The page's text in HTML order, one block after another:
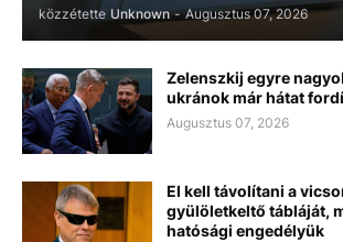
közzétette Unknown - Augusztus 07, 2026
Zelenszkij egyre
ukránok már hátat
Augusztus 07, 2026
El kell távolítani a
gyülöletkeltő tábláját,
hatósági engedélyük